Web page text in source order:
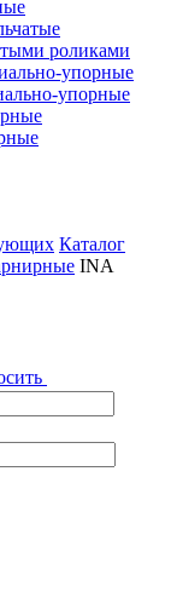
роликами
упорные
упорные
Каталог
INA